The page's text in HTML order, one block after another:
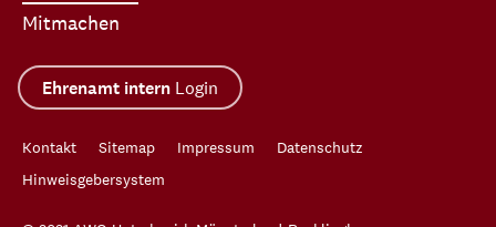
Mitmachen
Ehrenamt intern Login
Kontakt Sitemap Impressum
Datenschutz
Hinweisgebersystem